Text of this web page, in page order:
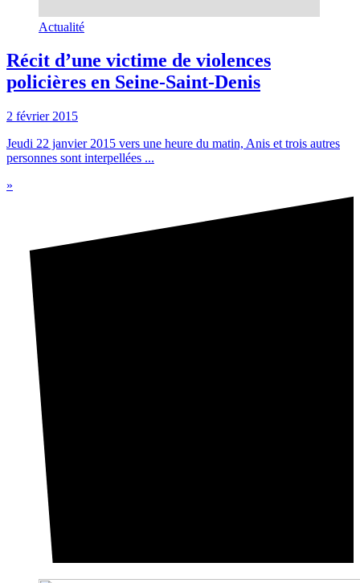
Actualité
Récit d’une victime de violences
policières en Seine-Saint-Denis
2 février 2015
Jeudi 22 janvier 2015 vers une heure du matin, Anis et trois autres
personnes sont interpellées ...
»